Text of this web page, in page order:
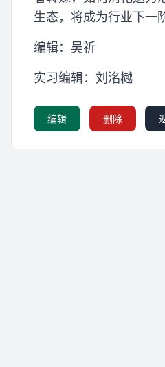
生态，将成为行业下一
编辑：吴祈
实习编辑：刘洺樾
编辑 删除